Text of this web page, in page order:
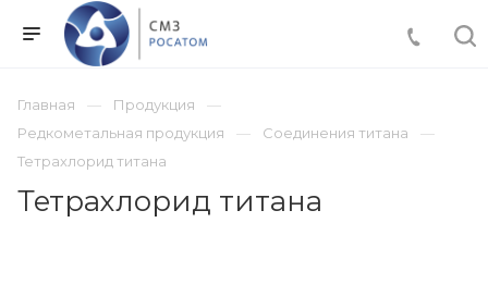
Главная
Продукция
Редкометальная продукция
Соединения титана
Тетрахлорид титана
Тетрахлорид титана